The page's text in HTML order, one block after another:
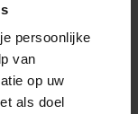
persoonlijke
van
op uw
als doel